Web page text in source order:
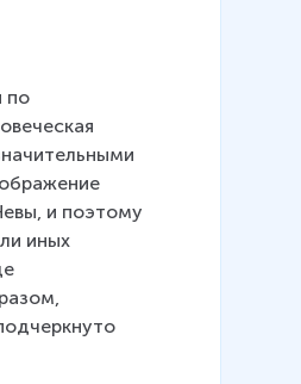
по
и поэтому
иных